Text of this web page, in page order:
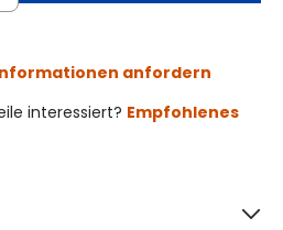
anfordern
interessiert? Empfohlenes